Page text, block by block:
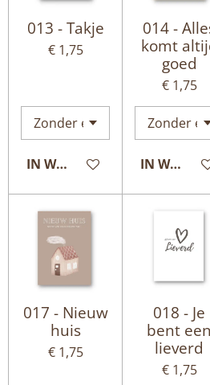
013 - Takje
€ 1,75
IN WINKELWAGEN
014 -
komt
goed
€ 1,75
IN
017 - Nieuw
huis
€ 1,75
018 - Je
bent een
lieverd
€ 1,75